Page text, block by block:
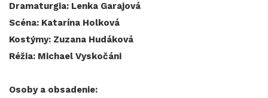
Dramaturgia: Lenka Garajová
Scéna: Katarína Holková
Kostýmy: Zuzana Hudáková
Réžia: Michael Vyskočáni
Osoby a obsadenie: